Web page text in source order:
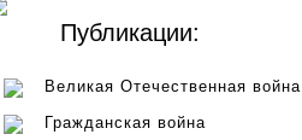
Публикации:
Великая Отечественная война
Гражданская война